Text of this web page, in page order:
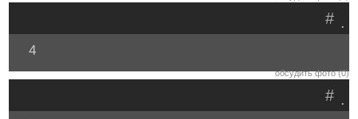
.
#
4
обсудить фото (0)
.
#